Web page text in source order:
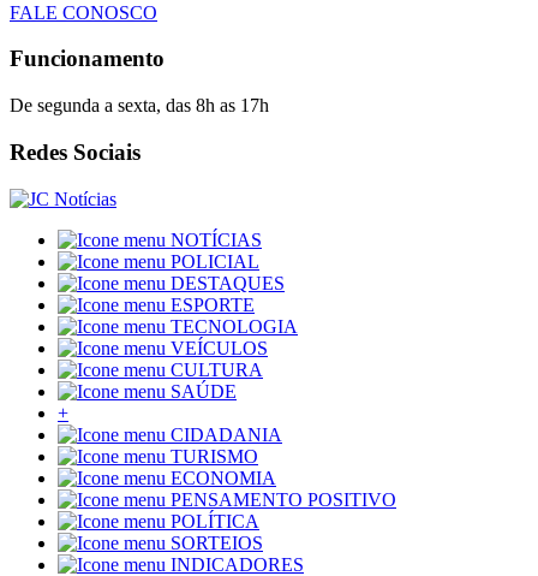
FALE CONOSCO
Funcionamento
De segunda a sexta, das 8h as 17h
Redes Sociais
NOTÍCIAS
POLICIAL
DESTAQUES
ESPORTE
TECNOLOGIA
VEÍCULOS
CULTURA
SAÚDE
+
CIDADANIA
TURISMO
ECONOMIA
PENSAMENTO POSITIVO
POLÍTICA
SORTEIOS
INDICADORES